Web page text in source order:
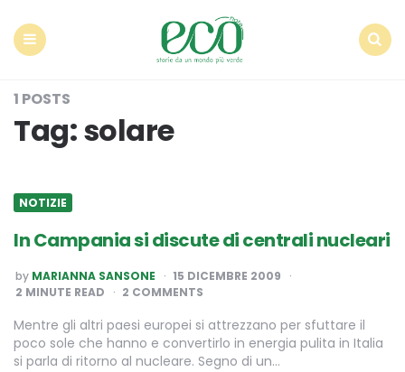
1 POSTS
Tag:solare
NOTIZIE
In Campania si discute di centrali nucleari
POSTED
BY
by MARIANNA SANSONE
15 DICEMBRE 2009
2 MINUTE READ 2 COMMENTS
Mentre gli altri paesi europei si attrezzano per sfuttare il
poco sole che hanno e convertirlo in energia pulita in Italia
si parla di ritorno al nucleare. Segno di un…